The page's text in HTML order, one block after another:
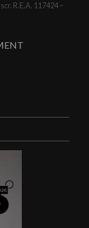
R.E.A. 117424 –